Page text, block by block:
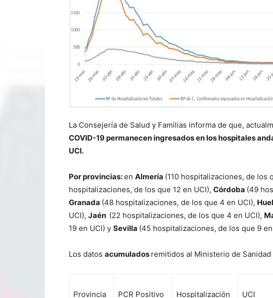
La Consejería de Salud y Familias informa de que,
COVID-19 permanecen ingresados en los hospitales
UCI.
Por provincias:en Almería (110 hospitalizaciones, de los
hospitalizaciones, de los que 12 en UCI), Córdoba (49
Granada (48 hospitalizaciones, de los que 4 en UCI),
UCI), Jaén (22 hospitalizaciones, de los que 4 en UCI),
19 en UCI) y Sevilla (45 hospitalizaciones, de los que 9 en
Los datos acumulados remitidos al Ministerio de Sanidad
Provincia PCR Positivo Hospitalización UCI